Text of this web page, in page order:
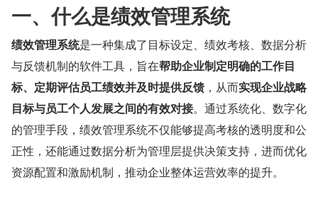
一、什么是绩效管理系统
绩效管理系统是一种集成了目标设定、绩效考核、数据分析
与反馈机制的软件工具，旨在帮助企业制定明确的工作目
标、定期评估员工绩效并及时提供反馈 ，从而实现企业战略
目标与员工个人发展之间的有效对接。通过系统化、数字化
的管理手段，绩效管理系统不仅能够提高考核的透明度和公
正性，还能通过数据分析为管理层提供决策支持，进而优化
资源配置和激励机制，推动企业整体运营效率的提升。